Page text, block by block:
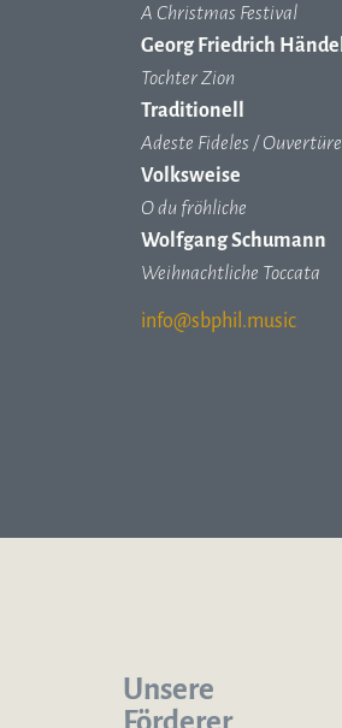
A Christmas Festival
Georg Friedrich Händel
Tochter Zion
Traditionell
Adeste Fideles / Ouvertüre
Volksweise
O du fröhliche
Wolfgang Schumann
Weihnachtliche Toccata
Unsere